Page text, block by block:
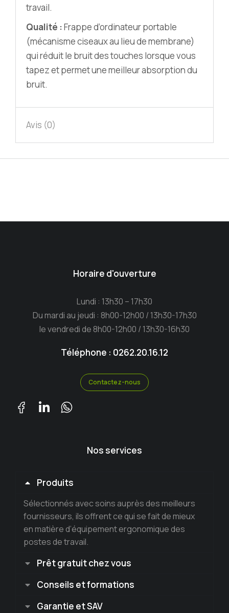
travail.
Qualité :Frappe d’ordinateur portable
(mécanisme ciseaux au lieu de membrane)
qui réduit le bruit des touches lorsque vous
tapez et permet une meilleur absorption du
bruit.
Avis (0)
Horaire d'ouverture
Lundi : 13h30 – 17h30
Du mardi au jeudi : 8h00-12h00 / 13h30-17h30
le vendredi de 8h00-12h00 / 13h30-16h30
Téléphone : 0262.20.16.12
Contactez-nous
Nos services
Produits
Sélectionnés avec soins auprès des meilleurs
fournisseurs, ils offrent ce qui se fait de mieux
en matière d’équipement ergonomique des
postes de travail.
Prêt gratuit chez vous
Conseils et formations
Garantie et SAV